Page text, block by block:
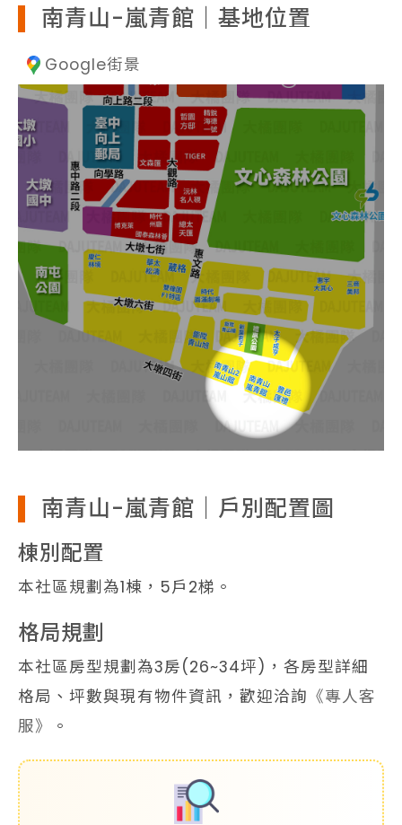
南青山-嵐青館｜基地位置
Google街景
南青山-嵐青館｜戶別配置圖
棟別配置
本社區規劃為1棟，5戶2梯。
格局規劃
本社區房型規劃為3房(26~34坪)，各房型詳細
格局、坪數與現有物件資訊，歡迎洽詢 《專人客
服》
。